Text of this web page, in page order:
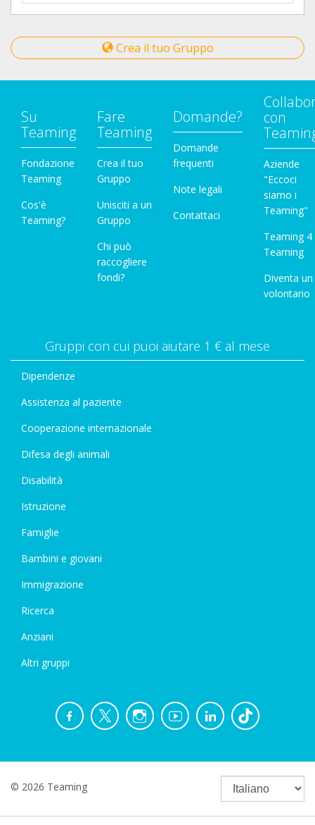
Crea il tuo Gruppo
Su
Teaming
Fondazione
Teaming
Cos'è
Teaming?
Fare
Teaming
Crea il tuo
Gruppo
Unisciti a un
Gruppo
Chi può
raccogliere
fondi?
Domande?
Domande
frequenti
Note legali
Contattaci
con
Aziende
"Eccoci
siamo i
Teaming"
Teaming 4
Teaming
Diventa un
volontario
Gruppi con cui puoi aiutare 1 € al mese
Dipendenze
Assistenza al paziente
Cooperazione internazionale
Difesa degli animali
Disabilità
Istruzione
Famiglie
Bambini e giovani
Immigrazione
Ricerca
Anziani
Altri gruppi
© 2026 Teaming